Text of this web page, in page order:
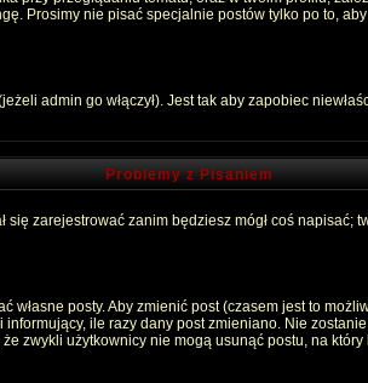
Prosimy nie pisać specjalnie postów tylko po to,
admin go włączył). Jest tak aby zapobiec
Problemy z Pisaniem
zarejestrować zanim będziesz mógł coś
posty. Aby zmienić post (czasem jest to
ile razy dany post zmieniano. Nie
zwykli użytkownicy nie mogą usunąć postu, na który